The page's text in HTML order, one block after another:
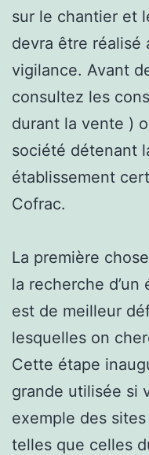
sur le chantier et
devra être réalisé
vigilance. Avant
consultez les
durant la vente )
société détenant
établissement
Cofrac.
La première
la recherche
est de meilleur
lesquelles on
Cette étape
grande utilisée si
exemple des
telles que celles